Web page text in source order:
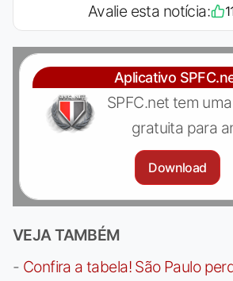
Avalie esta notícia:
Aplicativo
SPFC.net tem
gratuita para
Download
VEJA TAMBÉM
- Confira a tabela! São Paulo